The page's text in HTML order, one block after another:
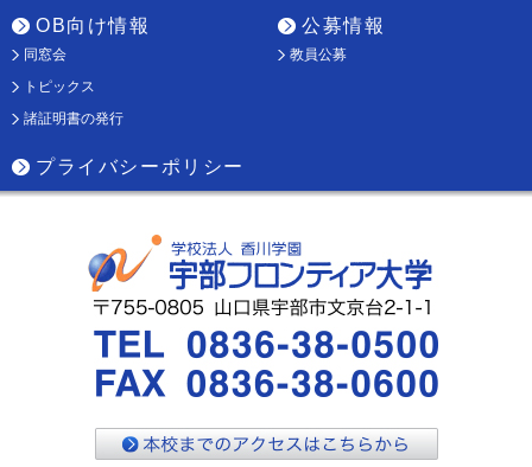
OB向け情報
同窓会
トピックス
諸証明書の発行
公募情報
教員公募
プライバシーポリシー